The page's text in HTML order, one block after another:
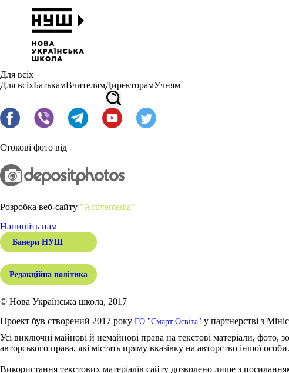
Для всіх
Для всіхБатькамВчителямДиректорамУчням
Стокові фото від
Розробка веб-сайту "Activemedia"
Напишіть нам
Банери НУШ
Редакційна політика
© Нова Українська школа, 2017
Проект був створений 2017 року ГО "Смарт Освіта" у партнерстві з
Усі виключні майнові й немайнові права на текстові матеріали, фото,
авторського права, які містять пряму вказівку на авторство іншої особи.
Використання текстових матеріалів сайту дозволено лише з